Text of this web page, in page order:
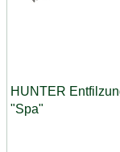
HUNTER
"Spa"